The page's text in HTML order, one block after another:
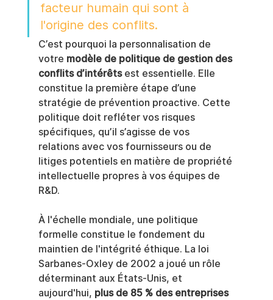
facteur humain qui sont à
l'origine des conflits.
C’est pourquoi la personnalisation de
votre modèle de politique de gestion des
conflits d’intérêts est essentielle. Elle
constitue la première étape d’une
stratégie de prévention proactive. Cette
politique doit refléter vos risques
spécifiques, qu’il s’agisse de vos
relations avec vos fournisseurs ou de
litiges potentiels en matière de propriété
intellectuelle propres à vos équipes de
R&D.
À l'échelle mondiale, une politique
formelle constitue le fondement du
maintien de l'intégrité éthique. La loi
Sarbanes-Oxley de 2002 a joué un rôle
déterminant aux États-Unis, et
aujourd'hui, plus de 85 % des entreprises